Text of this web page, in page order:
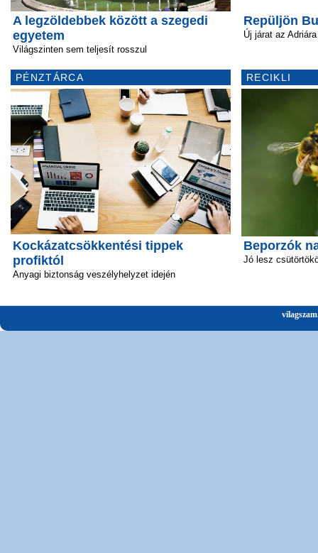
A legzöldebbek között a szegedi
egyetem
Világszinten sem teljesít rosszul
PÉNZTÁRCA
Kockázatcsökkentési tippek
profiktól
Anyagi biztonság veszélyhelyzet idején
Repüljön
Új járat az Adriára
RECIKLI
Beporzók
Jó lesz